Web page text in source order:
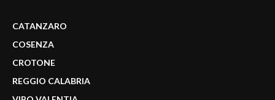
CATANZARO
COSENZA
CROTONE
REGGIO CALABRIA